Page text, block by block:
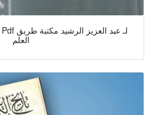
العلم